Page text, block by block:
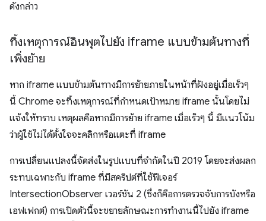
ดังกล่าว
ทิ้งเหตุการณ์อินพุตไปยัง iframe แบบข้ามต้นทางที่
เพิ่งย้าย
หาก iframe แบบข้ามต้นทางมีการย้ายภายในหน้าที่ฝังอยู่เมื่อเร็วๆ
นี้ Chrome จะทิ้งเหตุการณ์ที่กำหนดเป้าหมาย iframe นั้นโดยไม่
แจ้งให้ทราบ เหตุผลคือหากมีการย้าย iframe เมื่อเร็วๆ นี้ มีแนวโน้ม
ว่าผู้ใช้ไม่ได้ตั้งใจจะคลิกหรือแตะที่ iframe
การเปลี่ยนแปลงนี้จัดส่งในรูปแบบที่จำกัดในปี 2019 โดยจะส่งผลก
ระทบเฉพาะกับ iframe ที่มีสคริปต์ที่ใช้ฟีเจอร์
IntersectionObserver เวอร์ชัน 2 (ซึ่งก็คือการตรวจจับการบังหรือ
เอฟเฟกต์) การเปิดตัวนี้จะขยายลักษณะการทำงานนี้ไปยัง iframe